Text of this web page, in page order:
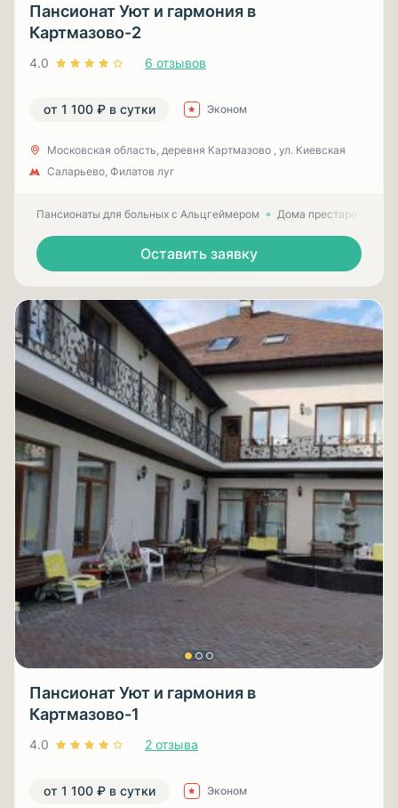
Пансионат Уют и гармония в
Картмазово-2
4.0 6 отзывов
от 1 100 ₽ в сутки Эконом
Московская область, деревня Картмазово , ул. Киевская
Саларьево, Филатов луг
Пансионаты для больных с Альцгеймером Дома престарелых
Оставить заявку
Пансионат Уют и гармония в
Картмазово-1
4.0 2 отзыва
от 1 100 ₽ в сутки Эконом